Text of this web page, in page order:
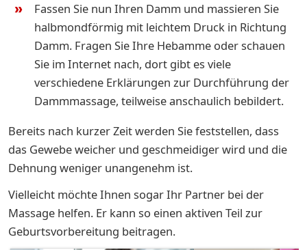
Fassen Sie nun Ihren Damm und massieren Sie
halbmondförmig mit leichtem Druck in Richtung
Damm. Fragen Sie Ihre Hebamme oder schauen
Sie im Internet nach, dort gibt es viele
verschiedene Erklärungen zur Durchführung der
Dammmassage, teilweise anschaulich bebildert.
Bereits nach kurzer Zeit werden Sie feststellen, dass
das Gewebe weicher und geschmeidiger wird und die
Dehnung weniger unangenehm ist.
Vielleicht möchte Ihnen sogar Ihr Partner bei der
Massage helfen. Er kann so einen aktiven Teil zur
Geburtsvorbereitung beitragen.